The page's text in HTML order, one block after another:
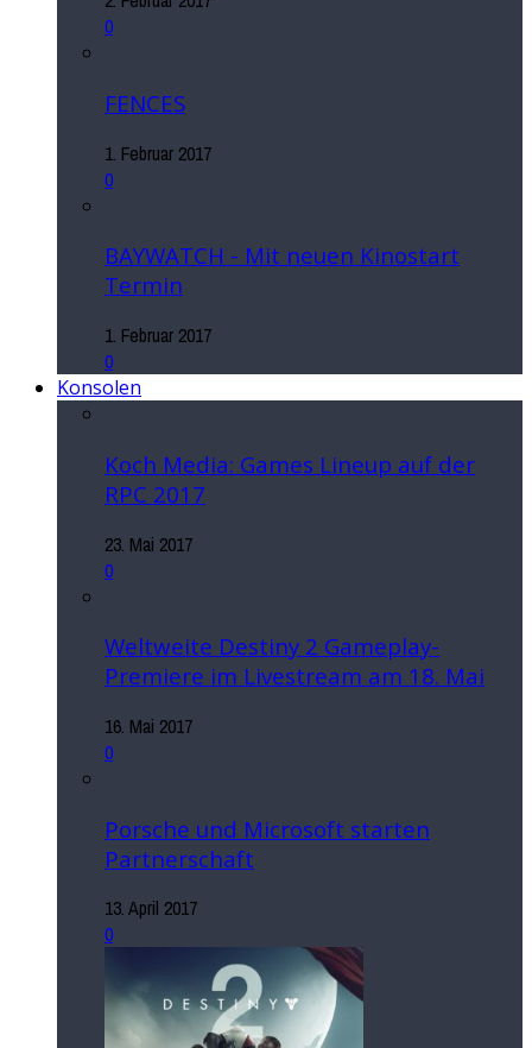
0
FENCES
1. Februar 2017
0
BAYWATCH - Mit neuen Kinostart
Termin
1. Februar 2017
0
Konsolen
Koch Media: Games Lineup auf der
RPC 2017
23. Mai 2017
0
Weltweite Destiny 2 Gameplay-
Premiere im Livestream am 18. Mai
16. Mai 2017
0
Porsche und Microsoft starten
Partnerschaft
13. April 2017
0